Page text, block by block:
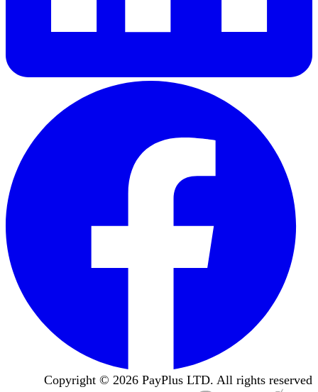
Copyright © 2026 PayPlus LTD. All rights reserved